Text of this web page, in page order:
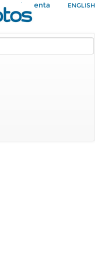
Mi Cuenta ENGLISH